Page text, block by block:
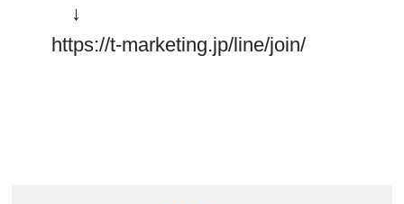
↓
https://t-marketing.jp/line/join/